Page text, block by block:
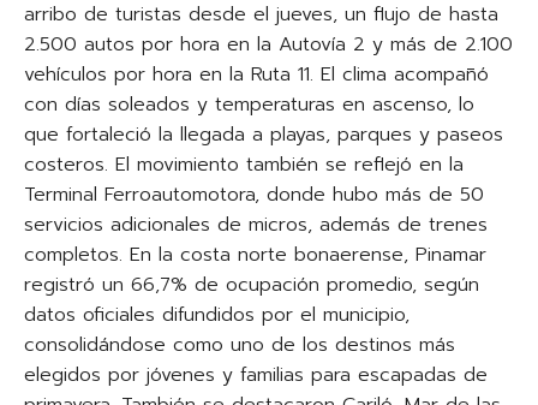
arribo de turistas desde el jueves, un flujo de hasta
2.500 autos por hora en la Autovía 2 y más de 2.100
vehículos por hora en la Ruta 11. El clima acompañó
con días soleados y temperaturas en ascenso, lo
que fortaleció la llegada a playas, parques y paseos
costeros. El movimiento también se reflejó en la
Terminal Ferroautomotora, donde hubo más de 50
servicios adicionales de micros, además de trenes
completos. En la costa norte bonaerense, Pinamar
registró un 66,7% de ocupación promedio, según
datos oficiales difundidos por el municipio,
consolidándose como uno de los destinos más
elegidos por jóvenes y familias para escapadas de